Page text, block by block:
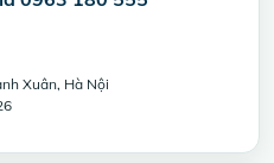
Xuân, Hà Nội